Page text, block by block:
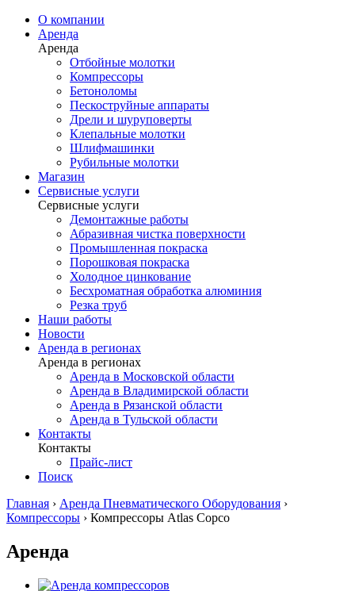
О компании
Аренда
Аренда
Отбойные молотки
Компрессоры
Бетоноломы
Пескоструйные аппараты
Дрели и шуруповерты
Клепальные молотки
Шлифмашинки
Рубильные молотки
Магазин
Сервисные услуги
Сервисные услуги
Демонтажные работы
Абразивная чистка поверхности
Промышленная покраска
Порошковая покраска
Холодное цинкование
Бесхроматная обработка алюминия
Резка труб
Наши работы
Новости
Аренда в регионах
Аренда в регионах
Аренда в Московской области
Аренда в Владимирской области
Аренда в Рязанской области
Аренда в Тульской области
Контакты
Контакты
Прайс-лист
Поиск
Главная › Аренда Пневматического Оборудования ›
Компрессоры › Компрессоры Atlas Copco
Аренда